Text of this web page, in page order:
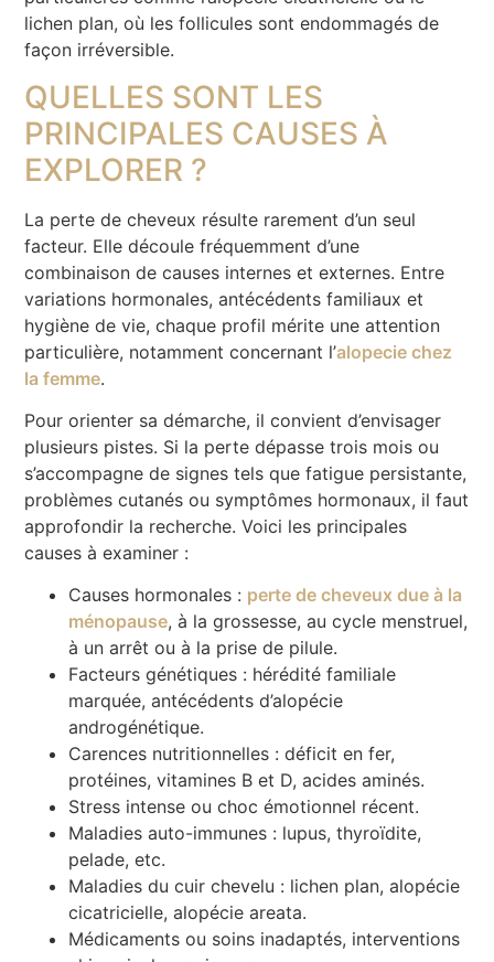
lichen plan, où les follicules sont endommagés de
façon irréversible.
QUELLES SONT LES
PRINCIPALES CAUSES À
EXPLORER ?
La perte de cheveux résulte rarement d’un seul
facteur. Elle découle fréquemment d’une
combinaison de causes internes et externes. Entre
variations hormonales, antécédents familiaux et
hygiène de vie, chaque profil mérite une attention
particulière, notamment concernant l’alopecie chez
la femme.
Pour orienter sa démarche, il convient d’envisager
plusieurs pistes. Si la perte dépasse trois mois ou
s’accompagne de signes tels que fatigue persistante,
problèmes cutanés ou symptômes hormonaux, il faut
approfondir la recherche. Voici les principales
causes à examiner :
Causes hormonales : perte de cheveux due à la
ménopause, à la grossesse, au cycle menstruel,
à un arrêt ou à la prise de pilule.
Facteurs génétiques : hérédité familiale
marquée, antécédents d’alopécie
androgénétique.
Carences nutritionnelles : déficit en fer,
protéines, vitamines B et D, acides aminés.
Stress intense ou choc émotionnel récent.
Maladies auto-immunes : lupus, thyroïdite,
pelade, etc.
Maladies du cuir chevelu : lichen plan, alopécie
cicatricielle, alopécie areata.
Médicaments ou soins inadaptés, interventions